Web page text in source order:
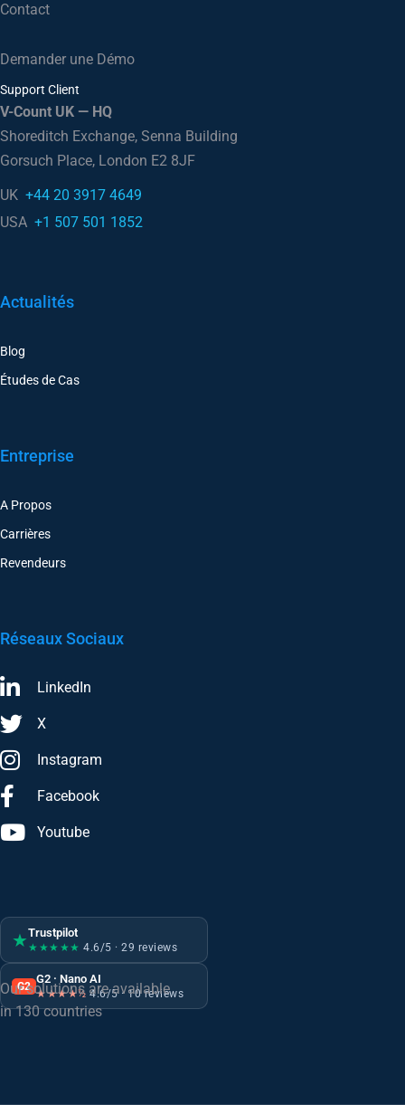
Contact
Demander une Démo
Support Client
V-Count UK — HQ
Shoreditch Exchange, Senna Building
Gorsuch Place, London E2 8JF
UK +44 20 3917 4649
USA +1 507 501 1852
Actualités
Blog
Études de Cas
Entreprise
A Propos
Carrières
Revendeurs
Réseaux Sociaux
LinkedIn
X
Instagram
Facebook
Youtube
G2
G2 · Nano AI
★★★★½ 4.6/5 · 10 reviews
★Trustpilot
★★★★★ 4.6/5 · 29 reviews
Our solutions are available
in 130 countries